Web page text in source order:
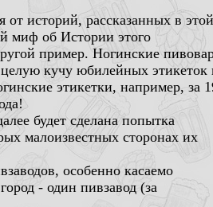
от историй, рассказанных в этой
миф об Истории этого
пример. Ногинские
кучу юбилейных этикеток
этикетки, например, за
будет сделана попытка
малоизвестных сторонах их
особенно касаемо
- один пивзавод (за